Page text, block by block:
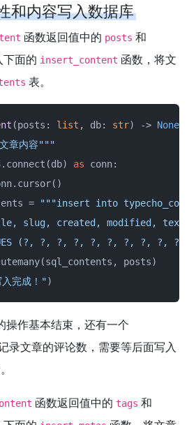
和内容写入数据库
函数返回值中的 posts 和
面的 insert_content 函数，将文
表。
(posts: list , db: str) -> None
章内容"""
as conn:
=
"""insert into
modified, text, "order",
?, ?, ?, ?, ?, ?, ?, ?, ?,
posts)
完成！")
操作基本结束，还有一个
录文章的评论数，需要等后面写入
函数返回值中的 tags 和